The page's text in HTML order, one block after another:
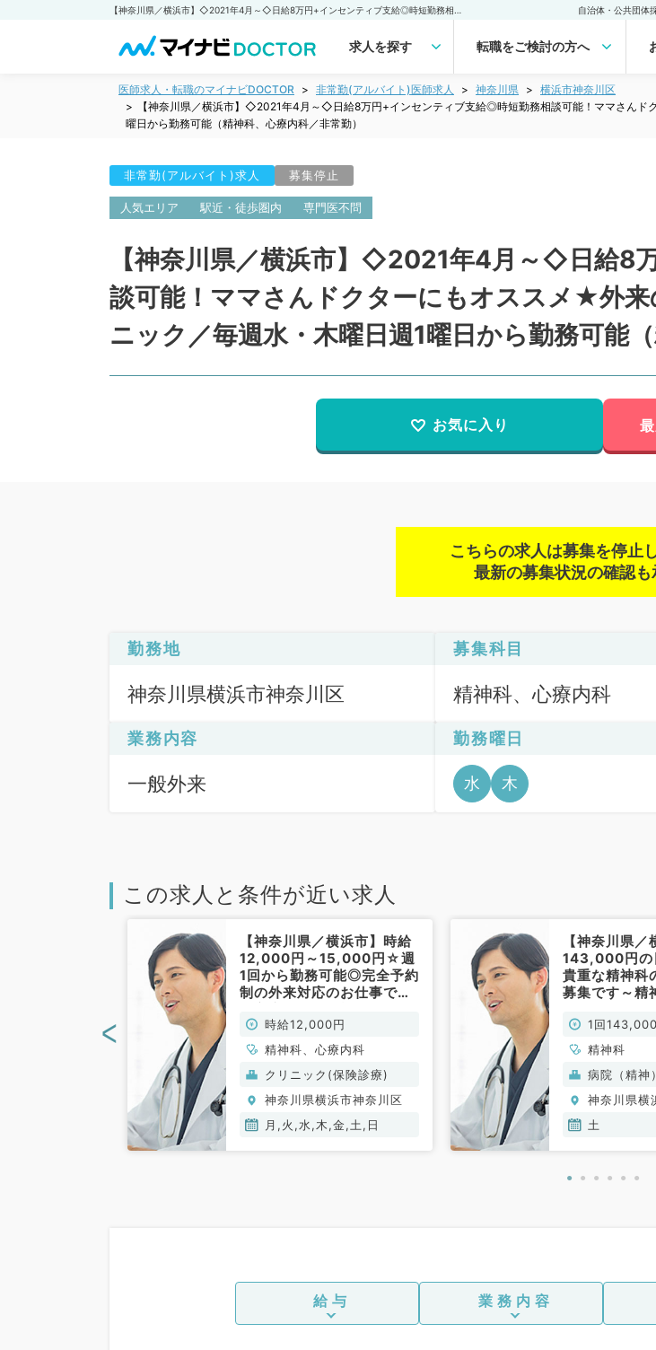
自治体・公共団体
求人を探す 転職をご検討の方へ
医師求人・転職のマイナビDOCTOR 非常勤(アルバイト)医師求人 神奈川県
横浜市神奈川区
【神奈川県／横浜市】◇2021年4月～◇日給8万円+インセンティブ支給◎時短勤務相談可能！ママさん
曜日から勤務可能（精神科、心療内科／非常勤）
非常勤(アルバイト)求人 募集停止
人気エリア 駅近・徒歩圏内 専門医不問
【神奈川県／横浜市】◇2021年4月～◇日給8
談可能！ママさんドクターにもオススメ★外
ニック／毎週水・木曜日週1曜日から勤務可能
お気に入り
こちらの求人は募集を停止
最新の募集状況の確認も
勤務地
神奈川県横浜市神奈川区
募集科目
精神科、心療内科
業務内容
一般外来
勤務曜日
水 木
この求人と条件が近い求人
【神奈川県／横浜市】時給
12,000円～15,000円☆週
1回から勤務可能◎完全予約
制の外来対応のお仕事です
勤）時給12,000円
精神科、心療内科
クリニック(保険診療)
神奈川県横浜市神奈川区
月,火,水,木,金,土,日
【神奈川県／
143,000円の
貴重な精神科
募集です～精
（精神科/非常
1回
精神科
病院（精神）
神奈川県横
土
<
給与 業務内容